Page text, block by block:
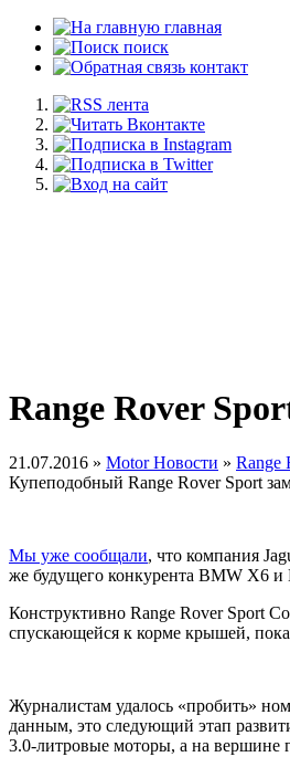
главная
поиск
контакт
Range Rover
21.07.2016 » Motor Новости » Range
Купеподобный Range Rover Sport
Мы уже сообщали, что компания
же будущего конкурента BMW X6 и
Конструктивно Range Rover Sport
спускающейся к корме крышей,
Журналистам удалось «пробить»
данным, это следующий этап
3.0-литровые моторы, а на